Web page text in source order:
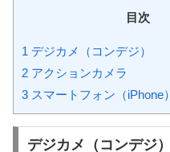
目次
1 デジカメ（コンデジ）
2 アクションカメラ
3 スマートフォン（iPhone）
デジカメ（コンデジ）